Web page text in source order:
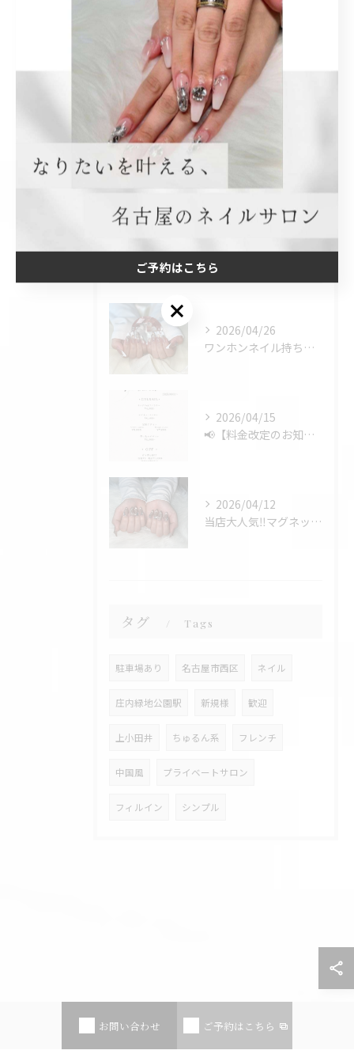
カテゴリー Categories
全てのカテゴリー
長さ出し
ワンホン
ベイビーブーマー
ギャル
最近の投稿
2026/04/26
ワンホンネイル持ち込みデザイン💅✨
2026/04/15
📢【料金改定のお知らせ】📢
2026/04/12
当店大人気‼️マグネットフレンチ✨
タグ Tags
駐車場あり 名古屋市西区 ネイル
庄内緑地公園駅 新規様 歓迎
上小田井 ちゅるん系 フレンチ
中国風 プライベートサロン
フィルイン シンプル
お問い合わせ ご予約はこちら
ご予約はこちら
ご予約はこちら